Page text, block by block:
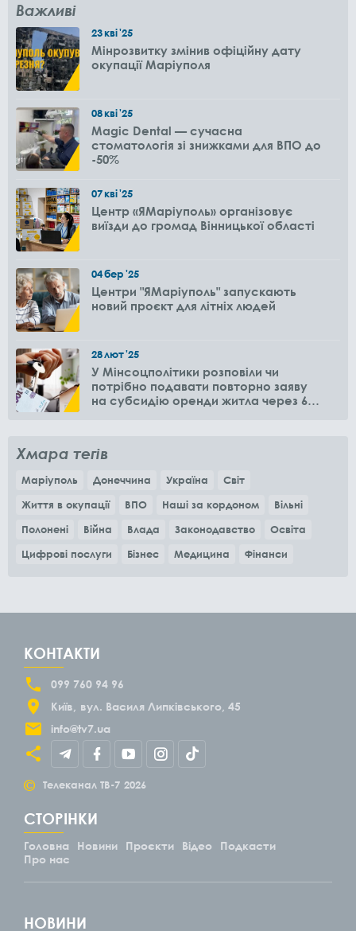
Важливі
23кві'25
Мінрозвитку змінив офіційну дату
окупації Маріуполя
08кві'25
Magic Dental — сучасна
стоматологія зі знижками для ВПО до
-50%
07кві'25
Центр «ЯМаріуполь» організовує
виїзди до громад Вінницької області
04бер'25
Центри "ЯМаріуполь" запускають
новий проєкт для літніх людей
28лют'25
У Мінсоцполітики розповіли чи
потрібно подавати повторно заяву
на субсидію оренди житла через 6
Хмара тегів
Маріуполь Донеччина Україна
Світ
Життя в окупації
ВПО Наші за кордоном
Вільні
Полонені
Війна Влада Законодавство
Освіта
Цифрові послуги
Бізнес Медицина Фінанси
КОНТАКТИ
099 760 94 96
Київ
вул. Василя Липківського, 45
info@tv7.ua
© Телеканал ТВ-7 2026
СТОРІНКИ
Головна Новини Проєкти Відео
Подкасти
Про нас
НОВИНИ